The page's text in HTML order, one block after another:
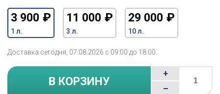
3 900 ₽
1 л.
11 000 ₽
3 л.
29 000 ₽
10 л.
Доставка сегодня, 07.08.2026 с 09:00 до 18:00.
В КОРЗИНУ
+
–